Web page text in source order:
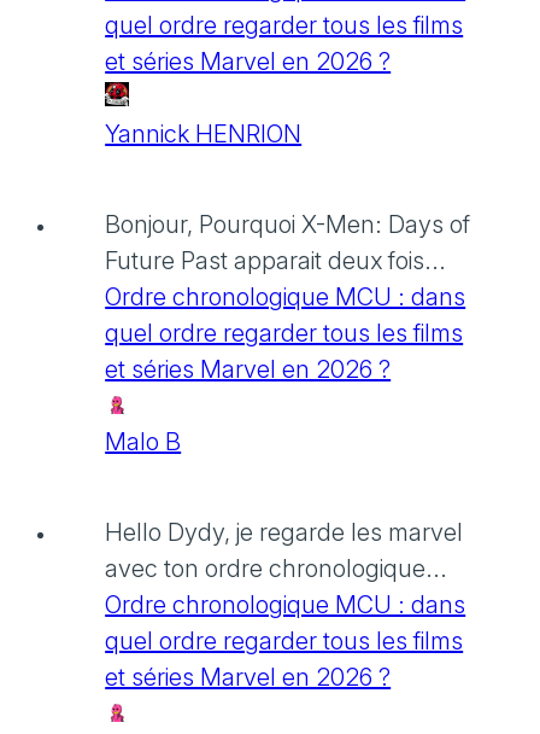
quel ordre regarder tous les films
et séries Marvel en 2026 ?
Yannick HENRION
Bonjour, Pourquoi X-Men: Days of
Future Past apparait deux fois...
Ordre chronologique MCU : dans
quel ordre regarder tous les films
et séries Marvel en 2026 ?
Malo B
Hello Dydy, je regarde les marvel
avec ton ordre chronologique...
Ordre chronologique MCU : dans
quel ordre regarder tous les films
et séries Marvel en 2026 ?